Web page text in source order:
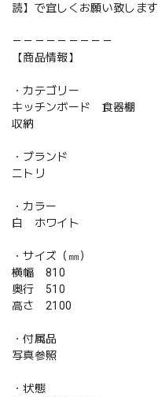
読】で宜しくお願い致しま
－－－－－－－－－
【商品情報】
・カテゴリー
キッチンボード 食器棚
収納
・ブランド
ニトリ
・カラー
白 ホワイト
・サイズ（㎜）
横幅 810
奥行 510
高さ 2100
・付属品
写真参照
・状態